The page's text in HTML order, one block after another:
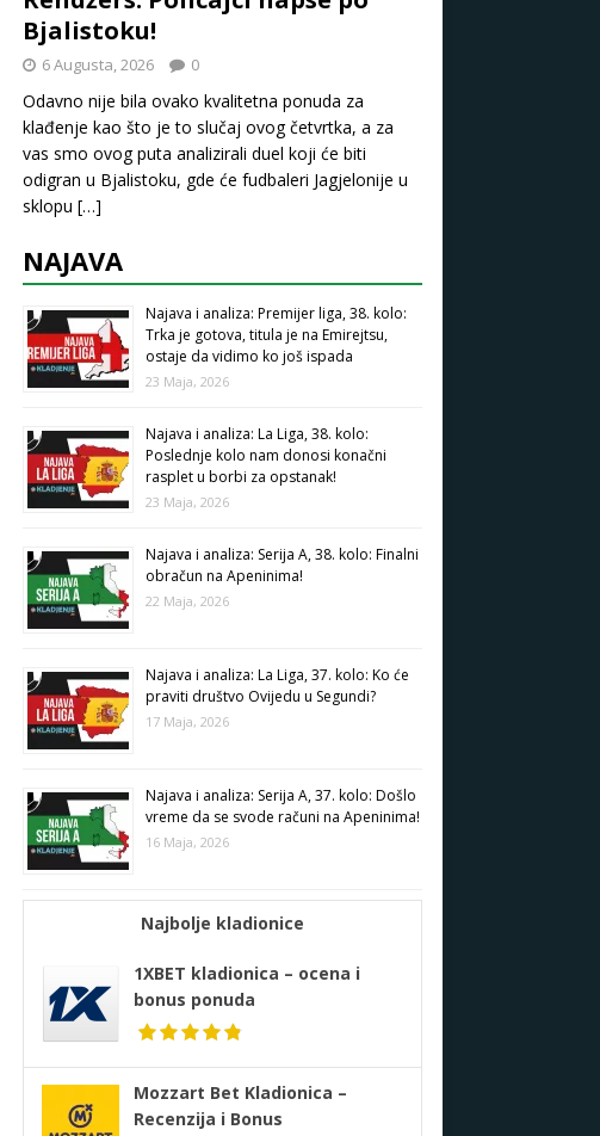
Bjalistoku!
6 Augusta, 2026 0
Odavno nije bila ovako kvalitetna ponuda za
klađenje kao što je to slučaj ovog četvrtka, a za
vas smo ovog puta analizirali duel koji će biti
odigran u Bjalistoku, gde će fudbaleri Jagjelonije u
sklopu […]
NAJAVA
Najava i analiza: Premijer liga, 38. kolo:
Trka je gotova, titula je na Emirejtsu,
ostaje da vidimo ko još ispada
23 Maja, 2026
Najava i analiza: La Liga, 38. kolo:
Poslednje kolo nam donosi konačni
rasplet u borbi za opstanak!
23 Maja, 2026
Najava i analiza: Serija A, 38. kolo: Finalni
obračun na Apeninima!
22 Maja, 2026
Najava i analiza: La Liga, 37. kolo: Ko će
praviti društvo Ovijedu u Segundi?
17 Maja, 2026
Najava i analiza: Serija A, 37. kolo: Došlo
vreme da se svode računi na Apeninima!
16 Maja, 2026
Najbolje kladionice
1XBET kladionica – ocena i
bonus ponuda
Mozzart Bet Kladionica –
Recenzija i Bonus